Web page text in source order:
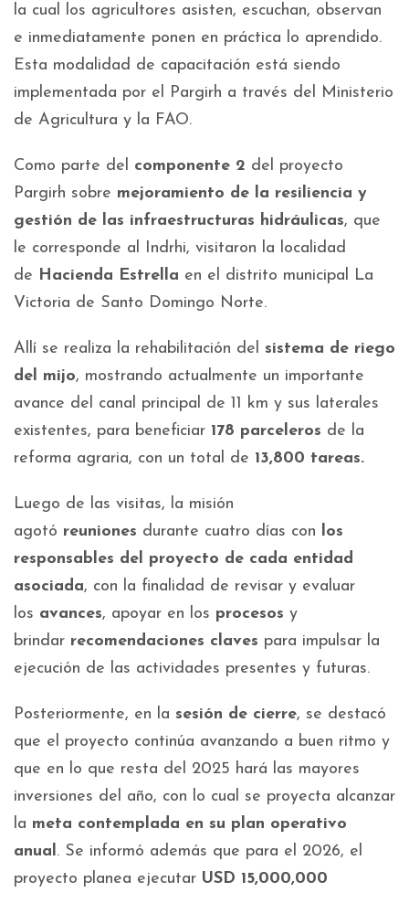
la cual los agricultores asisten, escuchan, observan
e inmediatamente ponen en práctica lo aprendido.
Esta modalidad de capacitación está siendo
implementada por el Pargirh a través del Ministerio
de Agricultura y la FAO.
Como parte del componente 2 del proyecto
Pargirh sobre mejoramiento de la resiliencia y
gestión de las infraestructuras hidráulicas, que
le corresponde al Indrhi, visitaron la localidad
de Hacienda Estrella en el distrito municipal La
Victoria de Santo Domingo Norte.
Allí se realiza la rehabilitación del sistema de riego
del mijo, mostrando actualmente un importante
avance del canal principal de 11 km y sus laterales
existentes, para beneficiar 178 parceleros de la
reforma agraria, con un total de 13,800 tareas.
Luego de las visitas, la misión
agotó reuniones durante cuatro días con los
responsables del proyecto de cada entidad
asociada, con la finalidad de revisar y evaluar
los avances, apoyar en los procesos y
brindar recomendaciones claves para impulsar la
ejecución de las actividades presentes y futuras.
Posteriormente, en la sesión de cierre, se destacó
que el proyecto continúa avanzando a buen ritmo y
que en lo que resta del 2025 hará las mayores
inversiones del año, con lo cual se proyecta alcanzar
la meta contemplada en su plan operativo
anual. Se informó además que para el 2026, el
proyecto planea ejecutar USD 15,000,000